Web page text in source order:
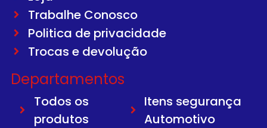
Trabalhe Conosco
Politica de privacidade
Trocas e devolução
Departamentos
Todos os
produtos
Itens segurança
Automotivo